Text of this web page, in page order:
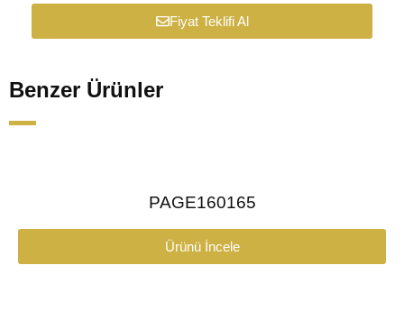
Fiyat Teklifi Al
Benzer Ürünler
PAGE160165
Ürünü İncele